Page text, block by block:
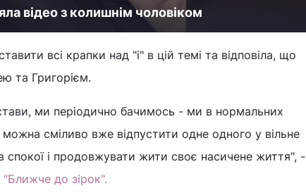
відео з колишнім чоловіком
всі крапки над "і" в цій темі та відповіла, що
та Григорієм.
ми періодично бачимось - ми в нормальних
сміливо вже відпустити одне одного у вільне
і продовжувати жити своє насичене життя", -
"Ближче до зірок".